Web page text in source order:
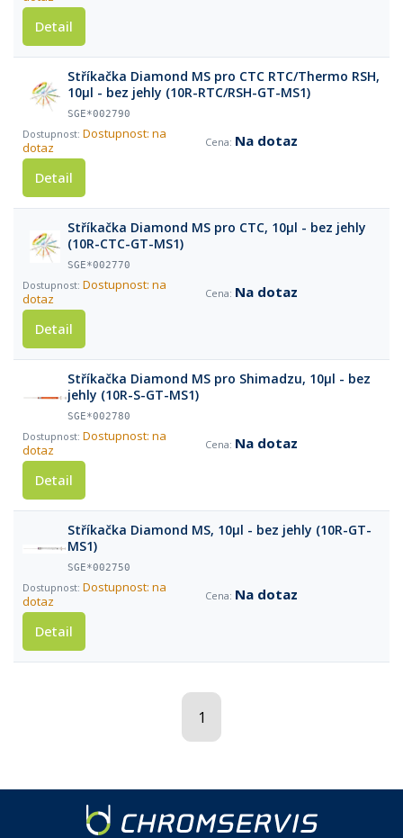
Detail
Stříkačka Diamond MS pro CTC RTC/Thermo RSH,
10µl - bez jehly (10R-RTC/RSH-GT-MS1)
SGE*002790
Dostupnost: na
dotaz
Na dotaz
Detail
Stříkačka Diamond MS pro CTC, 10µl - bez jehly
(10R-CTC-GT-MS1)
SGE*002770
Dostupnost: na
dotaz
Na dotaz
Detail
Stříkačka Diamond MS pro Shimadzu, 10µl - bez
jehly (10R-S-GT-MS1)
SGE*002780
Dostupnost: na
dotaz
Na dotaz
Detail
Stříkačka Diamond MS, 10µl - bez jehly (10R-GT-
MS1)
SGE*002750
Dostupnost: na
dotaz
Na dotaz
Detail
1